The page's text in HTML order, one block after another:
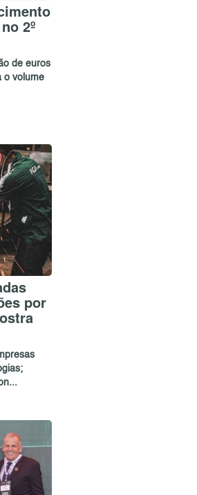
2º
de euros
o volume
por